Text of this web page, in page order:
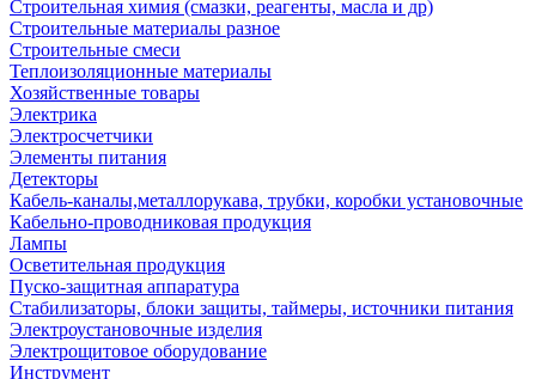
Строительная химия (смазки, реагенты, масла и др)
Строительные материалы разное
Строительные смеси
Теплоизоляционные материалы
Хозяйственные товары
Электрика
Электросчетчики
Элементы питания
Детекторы
Кабель-каналы,металлорукава, трубки, коробки установочные
Кабельно-проводниковая продукция
Лампы
Осветительная продукция
Пуско-защитная аппаратура
Стабилизаторы, блоки защиты, таймеры, источники питания
Электроустановочные изделия
Электрощитовое оборудование
Инструмент